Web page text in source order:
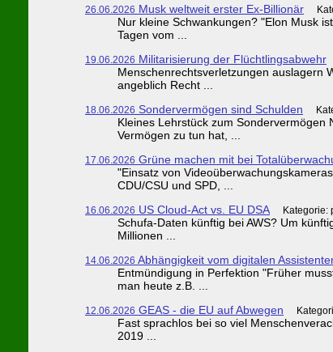
26.06.2026 Musk weltweit erster Ex-Billionär
Nur kleine Schwankungen? "Elon Musk
Tagen vom ...
19.06.2026 Militarisierung der Flüchtlingsabwehr
Menschenrechtsverletzungen auslagern
angeblich Recht ...
18.06.2026 Sondervermögen sind Schulden
Kleines Lehrstück zum
Vermögen zu tun hat, ...
17.06.2026 Grüne machen mit bei
"Einsatz von
CDU/CSU und SPD, ...
16.06.2026 US Cloud-Act vs. EU DSA Kategorie:
Schufa-Daten künftig bei AWS? Um
Millionen ...
14.06.2026 Abhängigkeit vom digitalen
Entmündigung in Perfektion "Früher
man heute z.B. ...
12.06.2026 GEAS - die EU auf Abwegen
Fast sprachlos bei so viel
2019 ...